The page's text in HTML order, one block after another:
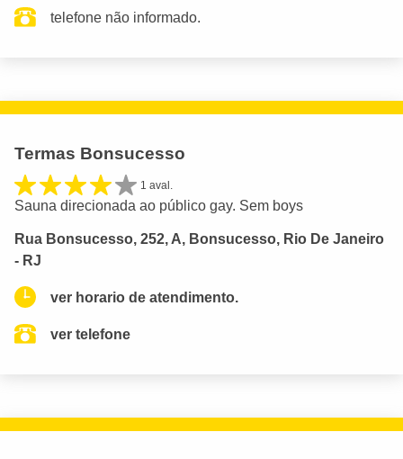
telefone não informado.
Termas Bonsucesso
1 aval.
Sauna direcionada ao público gay. Sem boys
Rua Bonsucesso, 252, A, Bonsucesso, Rio De Janeiro
- RJ
ver horario de atendimento.
ver telefone